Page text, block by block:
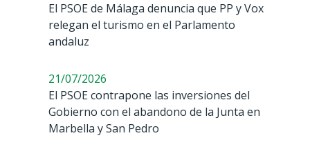
El PSOE de Málaga denuncia que PP y Vox
relegan el turismo en el Parlamento
andaluz
21/07/2026
El PSOE contrapone las inversiones del
Gobierno con el abandono de la Junta en
Marbella y San Pedro